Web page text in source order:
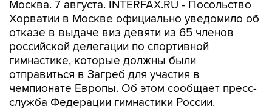
отказе в выдаче виз девяти из 65 членов
российской делегации по спортивной
гимнастике, которые должны были
отправиться в Загреб для участия в
чемпионате Европы. Об этом сообщает пресс-
служба Федерации гимнастики России.
Среди тех, кому отказали в визе, — лидеры